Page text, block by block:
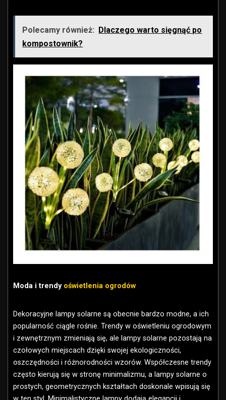
Polecamy również: Dlaczego warto sięgnąć po
kompostownik?
Moda i trendy oświetlenia ogrodów
Dekoracyjne lampy solarne są obecnie bardzo modne, a ich
popularność ciągle rośnie. Trendy w oświetleniu ogrodowym
i zewnętrznym zmieniają się, ale lampy solarne pozostają na
czołowych miejscach dzięki swojej ekologiczności,
oszczędności i różnorodności wzorów. Współczesne trendy
często kierują się w stronę minimalizmu, a lampy solarne o
prostych, geometrycznych kształtach doskonale wpisują się